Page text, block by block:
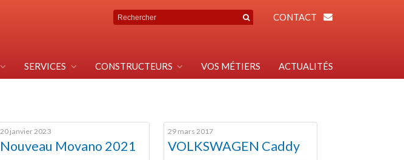
SERVICES CONSTRUCTEURS VOS MÉTIERS ACTUALITÉS
CONTACT
20 janvier 2023
Nouveau Movano 2021
29 mars 2017
VOLKSWAGEN Caddy